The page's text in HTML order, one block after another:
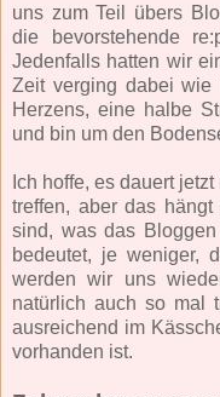
uns zum Teil übers
die bevorstehende
Jedenfalls hatten wir
Zeit verging dabei wie
Herzens, eine halbe
und bin um den
Ich hoffe, es dauert
treffen, aber das
sind, was das
bedeutet, je weniger,
werden wir uns
natürlich auch so mal
ausreichend im
vorhanden ist.